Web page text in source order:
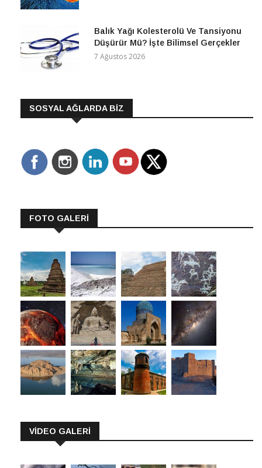
Balık Yağı Kolesterolü Ve Tansiyonu
Düşürür Mü? İşte Bilimsel Gerçekler
7 Ağustos 2026
SOSYAL AĞLARDA BİZ
FOTO GALERİ
VİDEO GALERİ